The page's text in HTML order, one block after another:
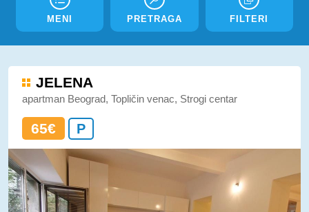
MENI PRETRAGA FILTERI
JELENA
apartman Beograd, Topličin venac, Strogi centar
65€ P